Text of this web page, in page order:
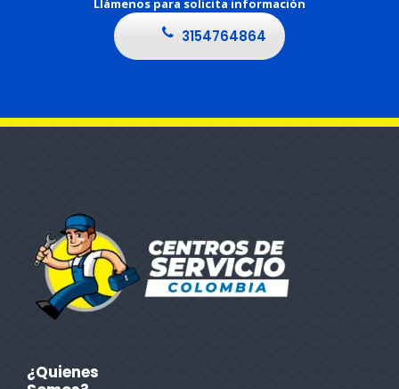
Llámenos para solicita información
3154764864
¿Quienes